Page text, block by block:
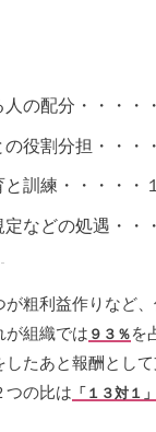
の配分・・・・
役割分担・・・
訓練・・・・・
などの処遇・・
粗利益作りなど、
が組織では ９３％ を
したあと報酬とし
つの比は 「１３対１」